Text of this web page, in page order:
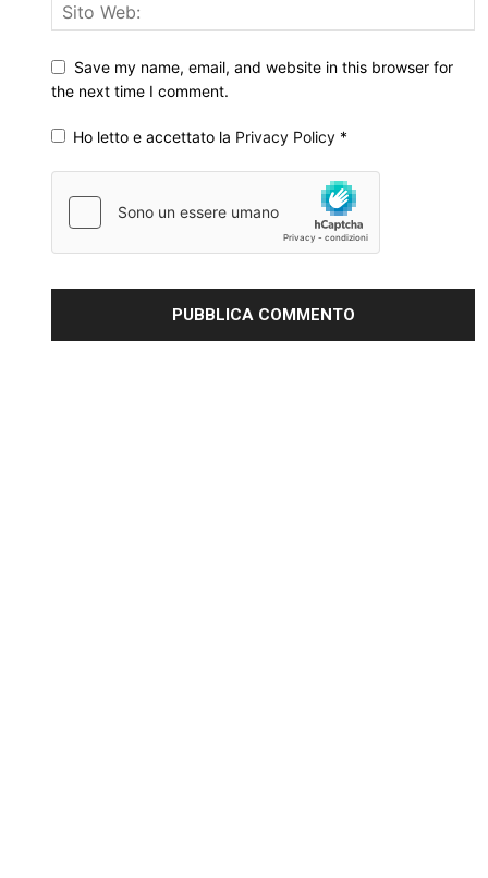
Save my name, email, and website in this browser for
the next time I comment.
Ho letto e accettato la Privacy Policy *